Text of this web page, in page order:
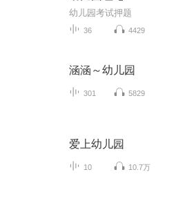
幼儿园考试押题
36 4429
涵涵～幼儿园
301 5829
爱上幼儿园
10 10.7万